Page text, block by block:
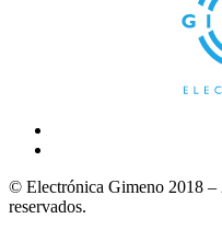
© Electrónica Gimeno 2018 –
reservados.